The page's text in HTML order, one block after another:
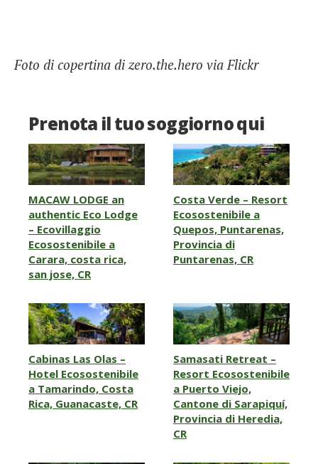
Foto di copertina di zero.the.hero via Flickr
Prenota il tuo soggiorno qui
MACAW LODGE an
authentic Eco Lodge
– Ecovillaggio
Ecosostenibile a
Carara, costa rica,
san jose, CR
Costa Verde – Resort
Ecosostenibile a
Quepos, Puntarenas,
Provincia di
Puntarenas, CR
Cabinas Las Olas –
Hotel Ecosostenibile
a Tamarindo, Costa
Rica, Guanacaste, CR
Samasati Retreat –
Resort Ecosostenibile
a Puerto Viejo,
Cantone di Sarapiquí,
Provincia di Heredia,
CR